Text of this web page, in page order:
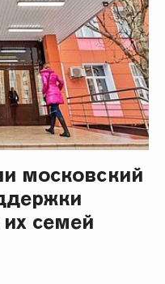
московский
семей